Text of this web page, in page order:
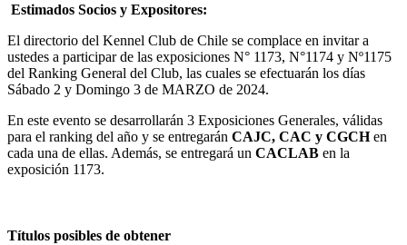
Estimados Socios y Expositores:
El directorio del Kennel Club de Chile se complace en invitar a
ustedes a participar de las exposiciones N° 1173, N°1174 y Nº1175
del Ranking General del Club, las cuales se efectuarán los días
Sábado 2 y Domingo 3 de MARZO de 2024.
En este evento se desarrollarán 3 Exposiciones Generales, válidas
para el ranking del año y se entregarán CAJC, CAC y CGCHen
cada una de ellas. Además, se entregará un CACLAB en la
exposición 1173.
Títulos posibles de obtener